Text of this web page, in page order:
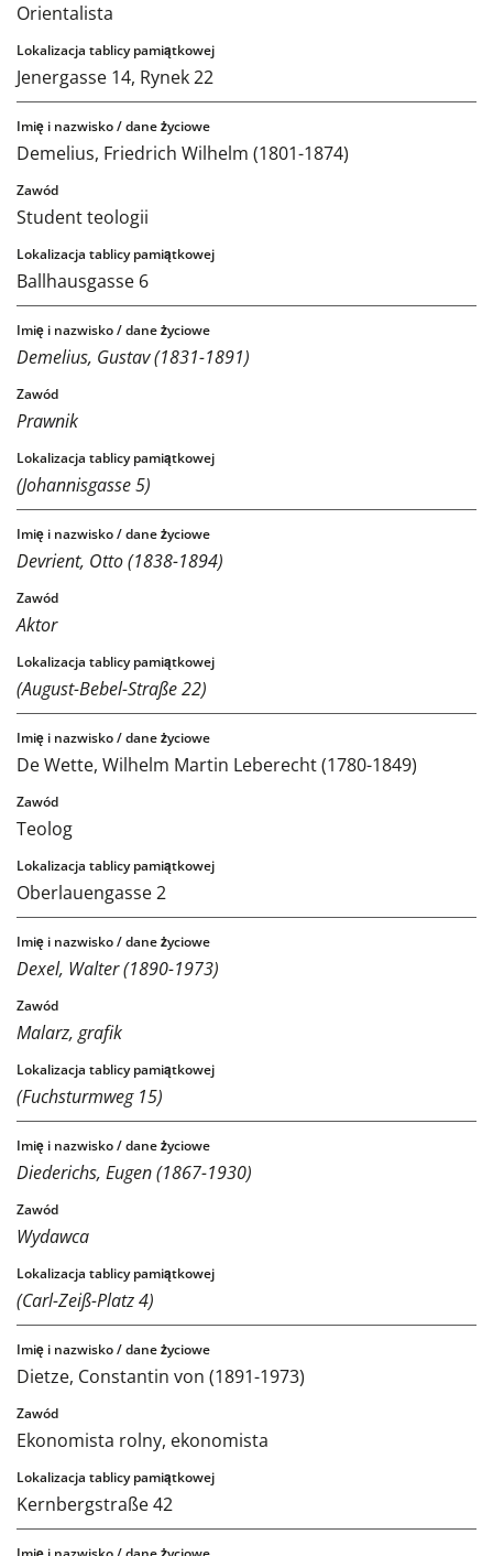
Orientalista
Jenergasse 14, Rynek 22
Demelius, Friedrich Wilhelm (1801-1874)
Student teologii
Ballhausgasse 6
Demelius, Gustav (1831-1891)
Prawnik
(Johannisgasse 5)
Devrient, Otto (1838-1894)
Aktor
(August-Bebel-Straße 22)
De Wette, Wilhelm Martin Leberecht (1780-1849)
Teolog
Oberlauengasse 2
Dexel, Walter (1890-1973)
Malarz, grafik
(Fuchsturmweg 15)
Diederichs, Eugen (1867-1930)
Wydawca
(Carl-Zeiß-Platz 4)
Dietze, Constantin von (1891-1973)
Ekonomista rolny, ekonomista
Kernbergstraße 42